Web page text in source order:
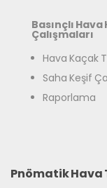
Basınçlı
Çalışmaları
Hava Kaçak
Saha Keşif
Raporlama
Pnömatik